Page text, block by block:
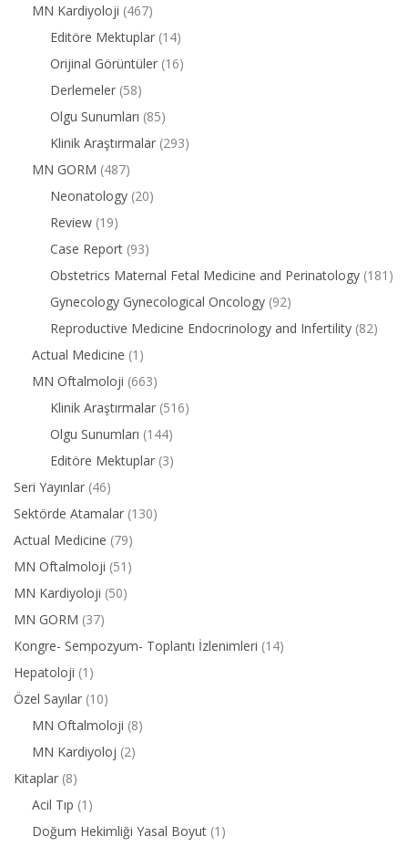
MN Kardiyoloji (467)
Editöre Mektuplar (14)
Orijinal Görüntüler (16)
Derlemeler (58)
Olgu Sunumları (85)
Klinik Araştırmalar (293)
MN GORM (487)
Neonatology (20)
Review (19)
Case Report (93)
Obstetrics Maternal Fetal Medicine and Perinatology (181)
Gynecology Gynecological Oncology (92)
Reproductive Medicine Endocrinology and Infertility (82)
Actual Medicine (1)
MN Oftalmoloji (663)
Klinik Araştırmalar (516)
Olgu Sunumları (144)
Editöre Mektuplar (3)
Seri Yayınlar (46)
Sektörde Atamalar (130)
Actual Medicine (79)
MN Oftalmoloji (51)
MN Kardiyoloji (50)
MN GORM (37)
Kongre- Sempozyum- Toplantı İzlenimleri (14)
Hepatoloji (1)
Özel Sayılar (10)
MN Oftalmoloji (8)
MN Kardiyoloj (2)
Kitaplar (8)
Acil Tıp (1)
Doğum Hekimliği Yasal Boyut (1)